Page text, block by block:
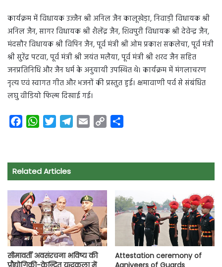
कार्यक्रम में विधायक उज्जैन श्री अनिल जैन कालूखेड़ा, निवाड़ी विधायक श्री
अनिल जैन, सागर विधायक श्री शैलेंद्र जैन, शिवपुरी विधायक श्री देवेन्द्र जैन,
मंदसौर विधायक श्री विपिन जैन, पूर्व मंत्री श्री ओम प्रकाश सकलेचा, पूर्व मंत्री
श्री सुरेंद्र पटवा, पूर्व मंत्री श्री जयंत मलैया, पूर्व मंत्री श्री शरद जैन सहित
जनप्रतिनिधि और जैन धर्म के अनुयायी उपस्थित थे। कार्यक्रम में मंगलाचरण
नृत्य एवं स्वागत गीत और भजनों की प्रस्तुत हुई। क्षमावाणी पर्व से संबंधित
लघु वीडियो फिल्म दिखाई गई।
e
b
o
k
W
t
s
p
p
t
t
r
e
m
i
y
k
r
Related Articles
सीमावर्ती अवसंरचना भविष्य की
Attestation ceremony of